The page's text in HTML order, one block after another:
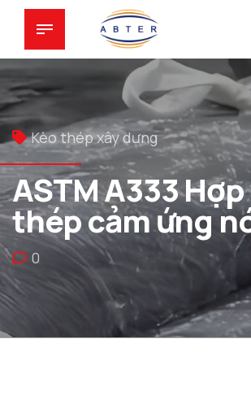
Kèo thép xây dựng
ASTM A333
thép cảm ứng
0